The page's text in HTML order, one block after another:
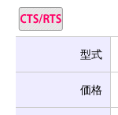
型式
価格